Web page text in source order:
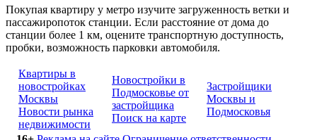
Покупая квартиру у метро изучите загруженность ветки и
пассажиропоток станции. Если расстояние от дома до
станции более 1 км, оцените транспортную доступность,
пробки, возможность парковки автомобиля.
Квартиры в
новостройках
Москвы
Новости рынка
недвижимости
Новостройки в
Подмосковье от
застройщика
Поиск на карте
Застройщики
Москвы и
Подмосковья